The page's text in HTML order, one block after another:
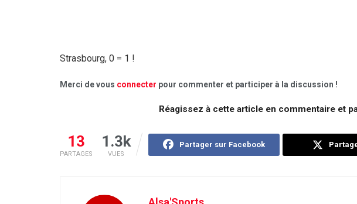
Strasbourg, 0 = 1 !
Merci de vous connecter pour commenter et participer à la discussion !
Réagissez à cette article en commentaire et
13
PARTAGES
1.3k
VUES
Partager sur Facebook